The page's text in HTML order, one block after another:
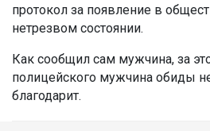
протокол за появление в
нетрезвом состоянии.
Как сообщил сам мужчина, за
полицейского мужчина обиды
благодарит.